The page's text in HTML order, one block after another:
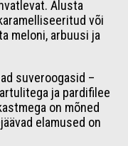
Alusta
või
meloni, arbuusi ja
suveroogasid –
ja pardifilee
on mõned
elamused on